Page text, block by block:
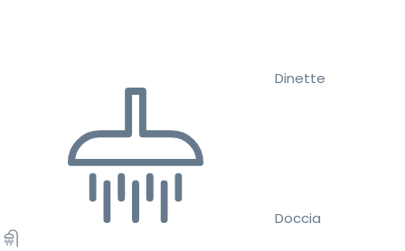
Dinette
Doccia